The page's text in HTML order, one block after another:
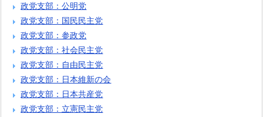
政党支部：公明党
政党支部：国民民主党
政党支部：参政党
政党支部：社会民主党
政党支部：自由民主党
政党支部：日本維新の会
政党支部：日本共産党
政党支部：立憲民主党